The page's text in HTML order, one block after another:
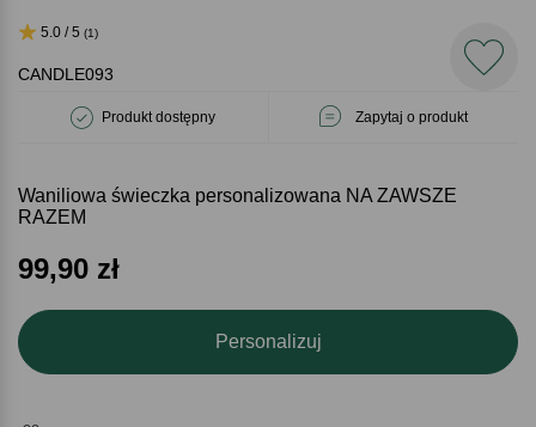
CANDLE093
Produkt dostępny Zapytaj o produkt
5.0 / 5 (1)
Waniliowa świeczka personalizowana NA ZAWSZE
RAZEM
99,90 zł
Personalizuj